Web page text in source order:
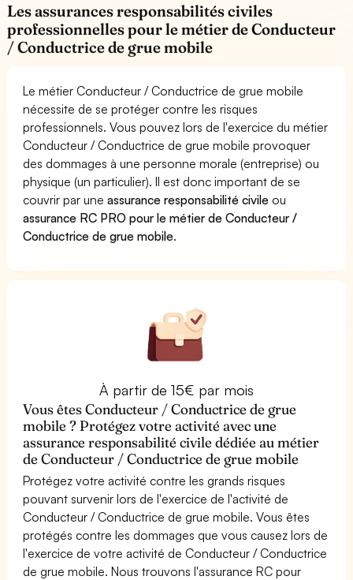
Les assurances responsabilités civiles
professionnelles pour le métier de Conducteur
/ Conductrice de grue mobile
Le métier Conducteur / Conductrice de grue mobile
nécessite de se protéger contre les risques
professionnels. Vous pouvez lors de l'exercice du métier
Conducteur / Conductrice de grue mobile provoquer
des dommages à une personne morale (entreprise) ou
physique (un particulier). Il est donc important de se
couvrir par uneassurance responsabilité civile ou
assurance RC PRO pour le métier de Conducteur /
Conductrice de grue mobile.
À partir de 15€ par mois
Vous êtes Conducteur / Conductrice de grue
mobile ? Protégez votre activité avec une
assurance responsabilité civile dédiée au métier
de Conducteur / Conductrice de grue mobile
Protégez votre activité contre les grands risques
pouvant survenir lors de l'exercice de l'activité de
Conducteur / Conductrice de grue mobile. Vous êtes
protégés contre les dommages que vous causez lors de
l'exercice de votre activité de Conducteur / Conductrice
de grue mobile. Nous trouvons l'assurance RC pour